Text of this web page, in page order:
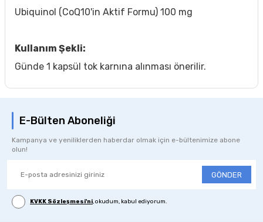
Ubiquinol (CoQ10'in Aktif Formu) 100 mg
Kullanım Şekli:
Günde 1 kapsül tok karnına alınması önerilir.
E-Bülten Aboneliği
Kampanya ve yeniliklerden haberdar olmak için e-bültenimize abone
olun!
GÖNDER
KVKK Sözleşmesi'ni, okudum, kabul ediyorum.